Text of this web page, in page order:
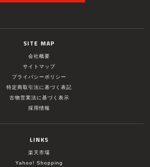
SITE MAP
会社概要
サイトマップ
プライバシーポリシー
特定商取引法に基づく表記
古物営業法に基づく表示
採用情報
LINKS
楽天市場
Yahoo! Shopping